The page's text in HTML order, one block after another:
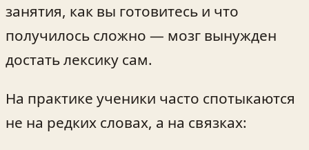
занятия, как вы готовитесь и что
получилось сложно — мозг вынужден
достать лексику сам.
На практике ученики часто спотыкаются
не на редких словах, а на связках: